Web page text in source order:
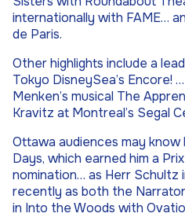
internationally with FAME…
de Paris.
Other highlights include a
Tokyo DisneySea’s Encore!
Menken’s musical The
Kravitz at Montreal’s Segal
Ottawa audiences may know
Days, which earned him a
nomination… as Herr Schultz
recently as both the
in Into the Woods with